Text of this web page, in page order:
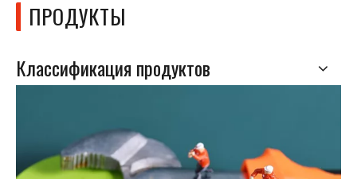
ПРОДУКТЫ
Классификация продуктов